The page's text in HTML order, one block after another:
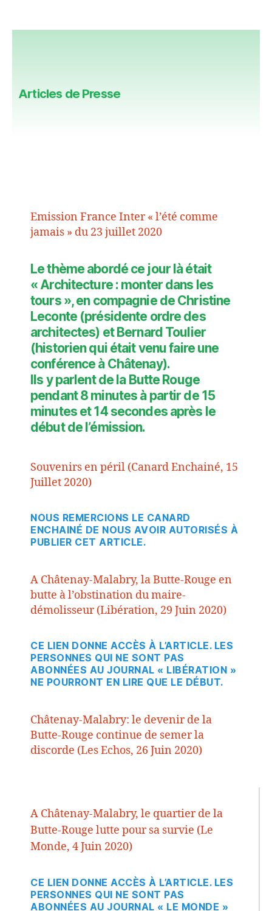
Articles de Presse
Emission France Inter « l’été comme
jamais » du 23 juillet 2020
Le thème abordé ce jour là était
« Architecture : monter dans les
tours », en compagnie de Christine
Leconte (présidente ordre des
architectes) et Bernard Toulier
(historien qui était venu faire une
conférence à Châtenay).
Ils y parlent de la Butte Rouge
pendant 8 minutes à partir de 15
minutes et 14 secondes après le
début de l’émission.
Souvenirs en péril (Canard Enchainé, 15
Juillet 2020)
NOUS REMERCIONS LE CANARD
ENCHAINÉ DE NOUS AVOIR AUTORISÉS À
PUBLIER CET ARTICLE.
A Châtenay-Malabry, la Butte-Rouge en
butte à l’obstination du maire-
démolisseur (Libération, 29 Juin 2020)
CE LIEN DONNE ACCÈS À L’ARTICLE. LES
PERSONNES QUI NE SONT PAS
ABONNÉES AU JOURNAL « LIBÉRATION »
NE POURRONT EN LIRE QUE LE DÉBUT.
Châtenay-Malabry: le devenir de la
Butte-Rouge continue de semer la
discorde (Les Echos, 26 Juin 2020)
A Châtenay-Malabry, le quartier de la
Butte-Rouge lutte pour sa survie (Le
Monde, 4 Juin 2020)
CE LIEN DONNE ACCÈS À L’ARTICLE. LES
PERSONNES QUI NE SONT PAS
ABONNÉES AU JOURNAL « LE MONDE »